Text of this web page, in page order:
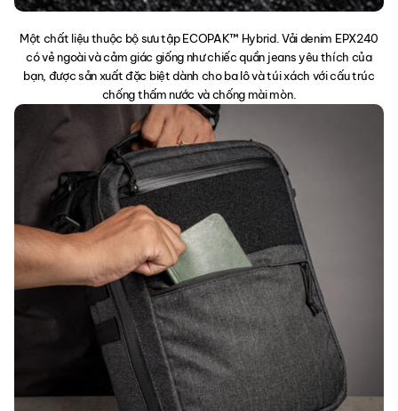
Một chất liệu thuộc bộ sưu tập ECOPAK™ Hybrid. Vải denim EPX240
có vẻ ngoài và cảm giác giống như chiếc quần jeans yêu thích của
bạn, được sản xuất đặc biệt dành cho ba lô và túi xách với cấu trúc
chống thấm nước và chống mài mòn.